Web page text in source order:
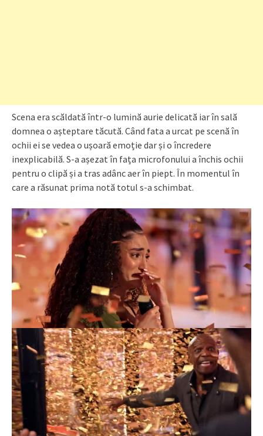
Scena era scăldată într-o lumină aurie delicată iar în sală
domnea o așteptare tăcută. Când fata a urcat pe scenă în
ochii ei se vedea o ușoară emoție dar și o încredere
inexplicabilă. S-a așezat în fața microfonului a închis ochii
pentru o clipă și a tras adânc aer în piept. În momentul în
care a răsunat prima notă totul s-a schimbat.